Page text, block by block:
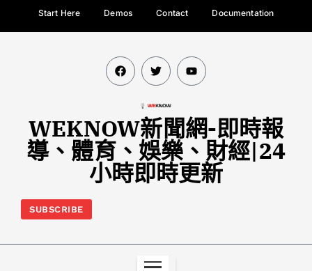
Start Here Demos Contact Documentation
WEKNOW新聞網-即時報
導、體育、娛樂、財經|24
小時即時更新
SUBSCRIBE